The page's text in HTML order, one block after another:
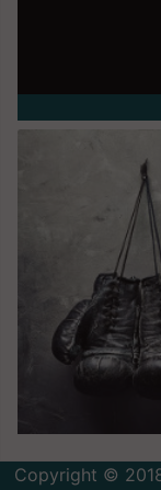
Copyright ©